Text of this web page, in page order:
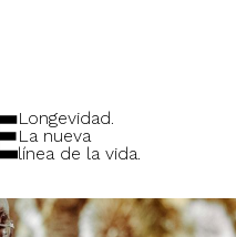
Longevidad.
La nueva
línea de la vida.